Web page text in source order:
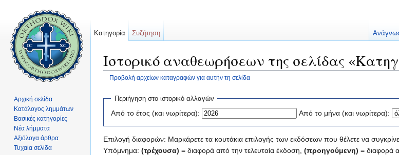
Ιστορικό αναθεωρήσεων της σελίδας
Προβολή αρχείων καταγραφών για αυτήν τη σελίδα
Περιήγηση στο ιστορικό αλλαγών
Από το έτος (και νωρίτερα): Από το μήνα (και νωρίτερα):
Επιλογή διαφορών: Μαρκάρετε τα κουτάκια επιλογής των εκδόσεων που θέλετε να
Υπόμνημα: (τρέχουσα) = διαφορά από την τελευταία έκδοση, (προηγούμενη) = διαφορά
Κατηγορία Συζήτηση
Αρχική σελίδα
Κατάλογος λημμάτων
Βασικές κατηγορίες
Νέα λήμματα
Αξιόλογα άρθρα
Τυχαία σελίδα